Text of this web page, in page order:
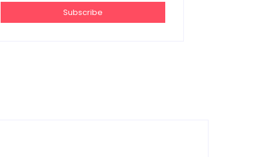
Subscribe